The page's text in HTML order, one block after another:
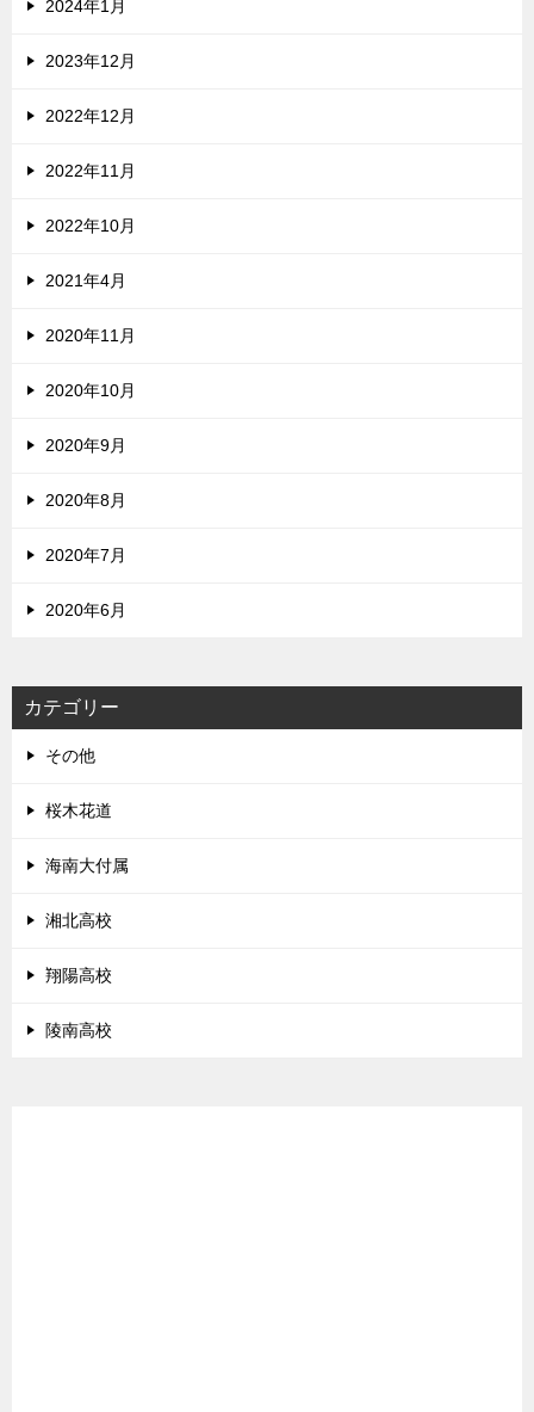
2024年1月
2023年12月
2022年12月
2022年11月
2022年10月
2021年4月
2020年11月
2020年10月
2020年9月
2020年8月
2020年7月
2020年6月
カテゴリー
その他
桜木花道
海南大付属
湘北高校
翔陽高校
陵南高校